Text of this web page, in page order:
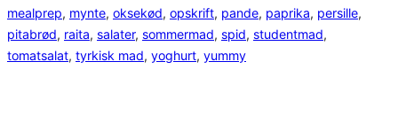
mealprep, mynte, oksekød, opskrift, pande, paprika, persille
pitabrød, raita, salater, sommermad, spid, studentmad
tomatsalat, tyrkisk mad, yoghurt, yummy